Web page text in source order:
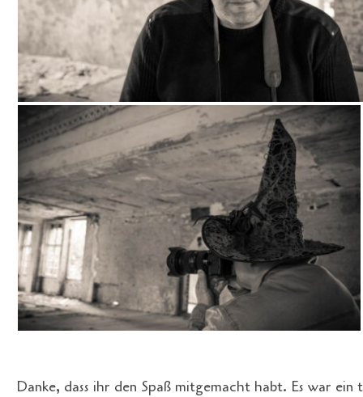
Danke, dass ihr den Spaß mitgemacht habt. Es war